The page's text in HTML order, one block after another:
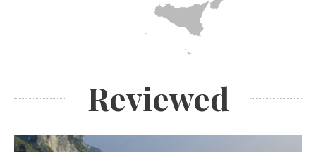
Reviewed